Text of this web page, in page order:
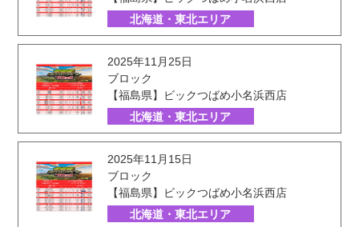
北海道・東北エリア
2025年11月25日
ブロック
【福島県】ビックつばめ小名浜西店
北海道・東北エリア
2025年11月15日
ブロック
【福島県】ビックつばめ小名浜西店
北海道・東北エリア